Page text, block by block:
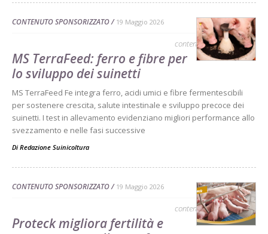
CONTENUTO SPONSORIZZATO 19 Maggio 2026
contenuto sponsorizzato
MS TerraFeed: ferro e fibre per
lo sviluppo dei suinetti
MS TerraFeed Fe integra ferro, acidi umici e fibre fermentescibili
per sostenere crescita, salute intestinale e sviluppo precoce dei
suinetti. I test in allevamento evidenziano migliori performance allo
svezzamento e nelle fasi successive
Di Redazione Suinicoltura
CONTENUTO SPONSORIZZATO 19 Maggio 2026
contenuto sponsorizzato
Proteck migliora fertilità e